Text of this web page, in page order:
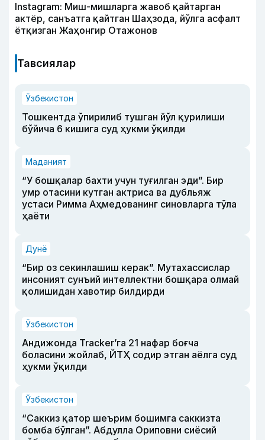
Instagram: Миш-мишларга жавоб қайтарган
актёр, санъатга қайтган Шаҳзода, йўлга асфалт
ётқизган Жаҳонгир Отажонов
Тавсиялар
Ўзбекистон
Тошкентда ўпирилиб тушган йўл қурилиши
бўйича 6 кишига суд ҳукми ўқилди
Маданият
“У бошқалар бахти учун туғилган эди”. Бир
умр отасини кутган актриса ва дубльяж
устаси Римма Аҳмедованинг синовларга тўла
ҳаёти
Дунё
“Бир оз секинлашиш керак”. Мутахассислар
инсоният сунъий интеллектни бошқара олмай
қолишидан хавотир билдирди
Ўзбекистон
Андижонда Tracker’га 21 нафар боғча
боласини жойлаб, ЙТҲ содир этган аёлга суд
ҳукми ўқилди
Ўзбекистон
“Саккиз қатор шеърим бошимга саккизта
бомба бўлган”. Абдулла Ориповни сиёсий